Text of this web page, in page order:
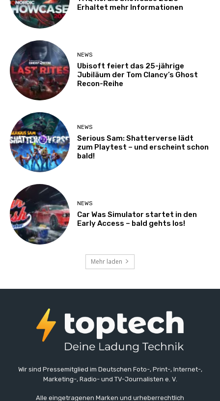
Erhaltet mehr Informationen
NEWS
Ubisoft feiert das 25-jährige
Jubiläum der Tom Clancy’s Ghost
Recon-Reihe
NEWS
Serious Sam: Shatterverse lädt
zum Playtest – und erscheint schon
bald!
NEWS
Car Was Simulator startet in den
Early Access – bald gehts los!
Mehr laden
Wir sind Pressemitglied im Deutschen Foto-, Print-, Internet-,
Marketing-, Radio- und TV-Journalisten e. V.
Alle eingetragenen Marken und urheberrechtlich